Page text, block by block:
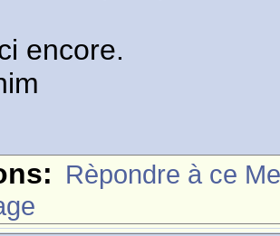
encore.
Rèpondre à ce